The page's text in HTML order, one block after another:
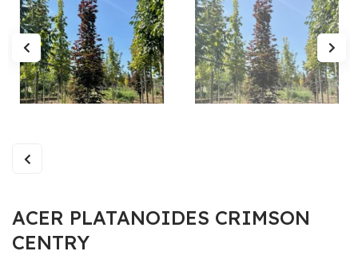
ACER PLATANOIDES CRIMSON
CENTRY